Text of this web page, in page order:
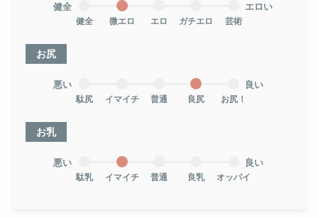
健全
健全 微エロ エロ ガチエロ 芸術
エロい
お尻
悪い
駄尻 イマイチ 普通 良尻 お尻！
良い
お乳
悪い
駄乳 イマイチ 普通 良乳 オッパイ
良い